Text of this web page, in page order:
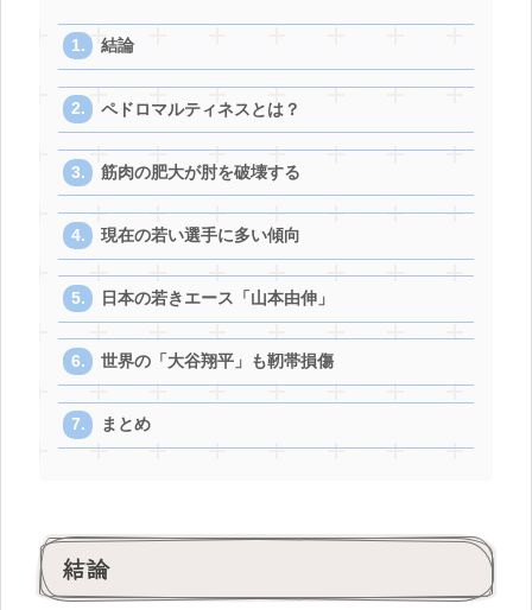
結論
ペドロマルティネスとは？
筋肉の肥大が肘を破壊する
現在の若い選手に多い傾向
日本の若きエース「山本由伸」
世界の「大谷翔平」も靭帯損傷
まとめ
結論